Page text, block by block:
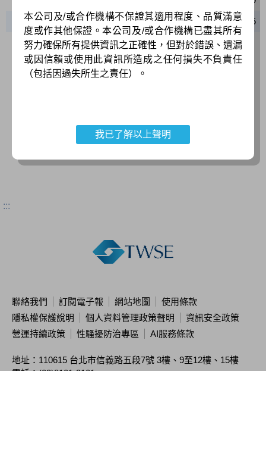
115/08/06 41,212.45 95,104.95
:::
聯絡我們 訂閱電子報 網站地圖
使用條款
隱私權保護說明
個人資料管理政策聲明
資訊安全政策
營運持續政策
性騷擾防治專區 AI服務條款
地址：110615 台北市信義路五段7號 3樓、9至12樓、15樓
電話：(02)8101-3101
我已了解以上聲明